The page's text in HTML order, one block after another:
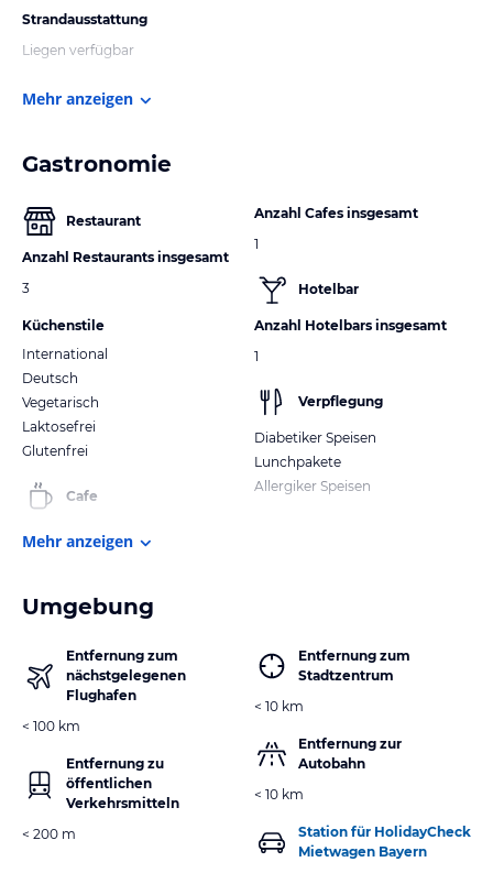
Strandausstattung
Liegen verfügbar
Mehr anzeigen
Gastronomie
Restaurant
Anzahl Restaurants insgesamt
3
Küchenstile
International
Deutsch
Vegetarisch
Laktosefrei
Glutenfrei
Cafe
Anzahl Cafes insgesamt
1
Hotelbar
Anzahl Hotelbars insgesamt
1
Verpflegung
Diabetiker Speisen
Lunchpakete
Allergiker Speisen
Mehr anzeigen
Umgebung
Entfernung zum
nächstgelegenen
Flughafen
< 100 km
Entfernung zu
öffentlichen
Verkehrsmitteln
< 200 m
Entfernung zum
Stadtzentrum
< 10 km
Entfernung zur
Autobahn
< 10 km
Station für HolidayCheck
Mietwagen Bayern